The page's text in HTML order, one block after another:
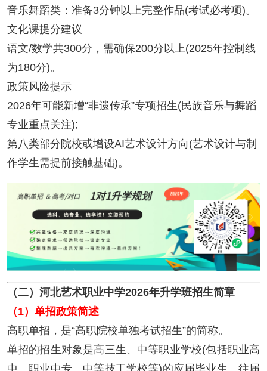
音乐舞蹈类：准备3分钟以上完整作品(考试必考项)。
文化课提分建议
语文/数学共300分，需确保200分以上(2025年控制线
为180分)。
政策风险提示
2026年可能新增“非遗传承”专项招生(民族音乐与舞蹈
专业重点关注);
第八类部分院校或增设AI艺术设计方向(艺术设计与制
作学生需提前接触基础)。
（二）河北艺术职业中学2026年升学班招生简章
（1）单招政策简述
高职单招，是“高职院校单独考试招生”的简称。
单招的招生对象是高三生、中等职业学校(包括职业高
中、职业中专、中等技工学校等)的应届毕业生、往届